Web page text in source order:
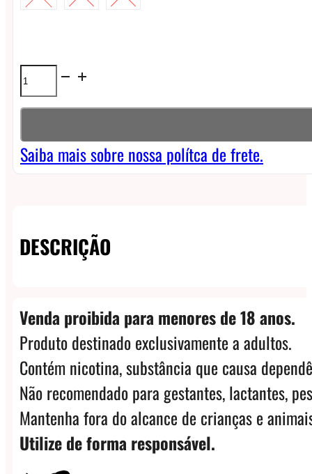
Líquido
Chilly
NicSalt
Noice
Blue
Saiba mais sobre nossa polítca de frete.
DESCRIÇÃO
Venda proibida para menores de 18 anos.
Produto destinado exclusivamente a adultos.
Contém nicotina, substância que causa
Não recomendado para gestantes, lactantes,
Mantenha fora do alcance de crianças e
Utilize de forma responsável.